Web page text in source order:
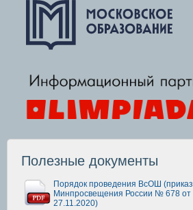
Полезные документы
Порядок проведения ВсОШ (приказ
Минпросвещения России № 678 от
27.11.2020)